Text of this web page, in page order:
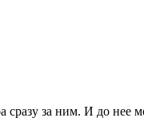
сразу за ним. И до нее